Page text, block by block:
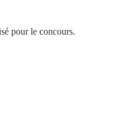
pour le concours.